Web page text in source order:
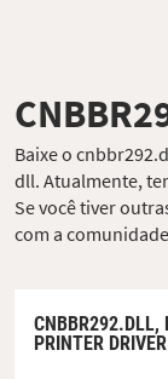
Baixe o
dll. Atualmente,
Se você tiver
com a comunidade
CNBBR292.DLL,
PRINTER DRIVER